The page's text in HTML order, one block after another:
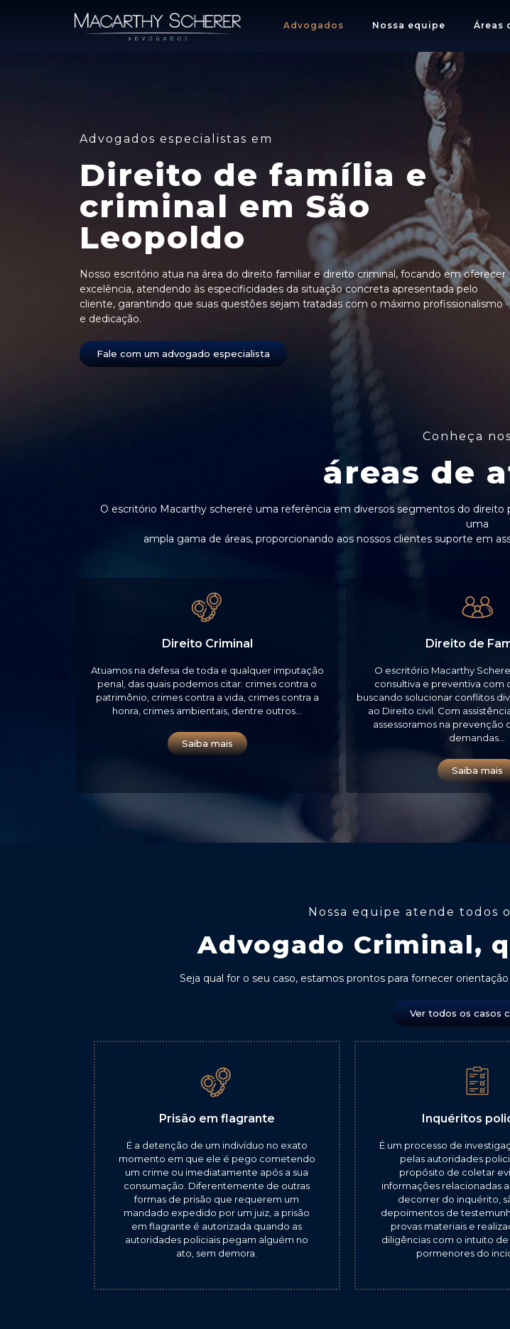
Advogados Nossa equipe Áreas
Advogados especialistas em
Direito de família e
criminal em São
Leopoldo
Nosso escritório atua na área do direito familiar e direito criminal, focando em oferecer
excelência, atendendo às especificidades da situação concreta apresentada pelo
cliente, garantindo que suas questões sejam tratadas com o máximo profissionalismo
e dedicação.
Fale com um advogado especialista
Conheça
áreas de
O escritório Macarthy schereré uma referência em diversos segmentos do direito
uma
ampla gama de áreas, proporcionando aos nossos clientes suporte em
Direito Criminal
Atuamos na defesa de toda e qualquer imputação
penal, das quais podemos citar: crimes contra o
patrimônio, crimes contra a vida, crimes contra a
honra, crimes ambientais, dentre outros…
Saiba mais
Direito de
O escritório Macarthy
consultiva e preventiva com
buscando solucionar conflitos
ao Direito civil. Com
assessoramos na prevenção
demandas…
Saiba mais
Nossa equipe atende todos
Advogado Criminal,
Seja qual for o seu caso, estamos prontos para fornecer
Ver todos os casos
Prisão em flagrante
É a detenção de um indivíduo no exato
momento em que ele é pego cometendo
um crime ou imediatamente após a sua
consumação. Diferentemente de outras
formas de prisão que requerem um
mandado expedido por um juiz, a prisão
em flagrante é autorizada quando as
autoridades policiais pegam alguém no
ato, sem demora.
Inquéritos
É um processo de
pelas autoridades
propósito de coletar
informações relacionadas
decorrer do inquérito,
depoimentos de
provas materiais e
diligências com o intuito
pormenores do